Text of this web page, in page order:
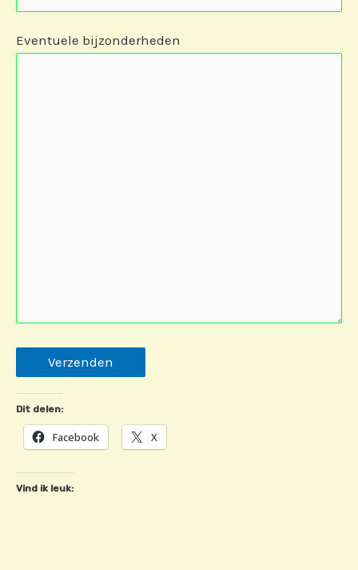
Eventuele bijzonderheden
Dit delen:
Facebook X
Vind ik leuk: